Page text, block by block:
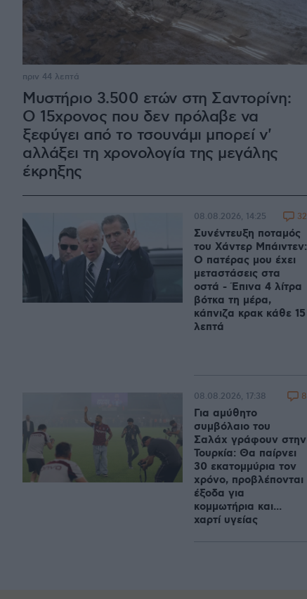
Μυστήριο 3.500 ετών στη Σαντορίνη:
Ο 15χρονος που δεν πρόλαβε να
ξεφύγει από το τσουνάμι μπορεί ν'
αλλάξει τη χρονολογία της μεγάλης
έκρηξης
πριν 44 λεπτά
Συνέντευξη ποταμός
του Χάντερ Μπάιντεν:
Ο πατέρας μου έχει
μεταστάσεις στα
οστά - Έπινα 4 λίτρα
βότκα τη μέρα,
κάπνιζα κρακ κάθε 15
λεπτά
08.08.2026, 14:25 32
Για αμύθητο
συμβόλαιο του
Σαλάχ γράφουν στην
Τουρκία: Θα παίρνει
30 εκατομμύρια τον
χρόνο, προβλέπονται
έξοδα για
κομμωτήρια και...
χαρτί υγείας
08.08.2026, 17:38 8